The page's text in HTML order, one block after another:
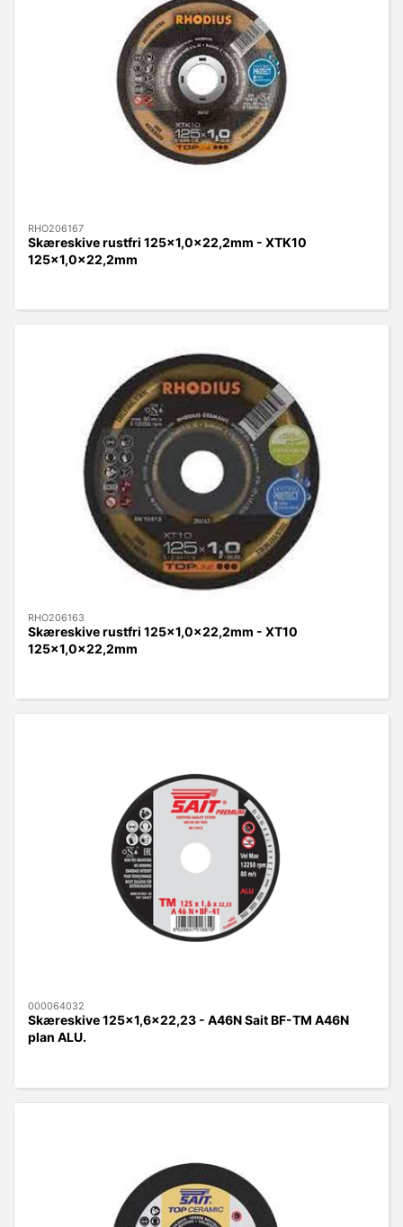
RHO206167
Skæreskive rustfri 125x1,0x22,2mm - XTK10
125x1,0x22,2mm
RHO206163
Skæreskive rustfri 125x1,0x22,2mm - XT10
125x1,0x22,2mm
000064032
Skæreskive 125x1,6x22,23 - A46N Sait BF-TM A46N
plan ALU.